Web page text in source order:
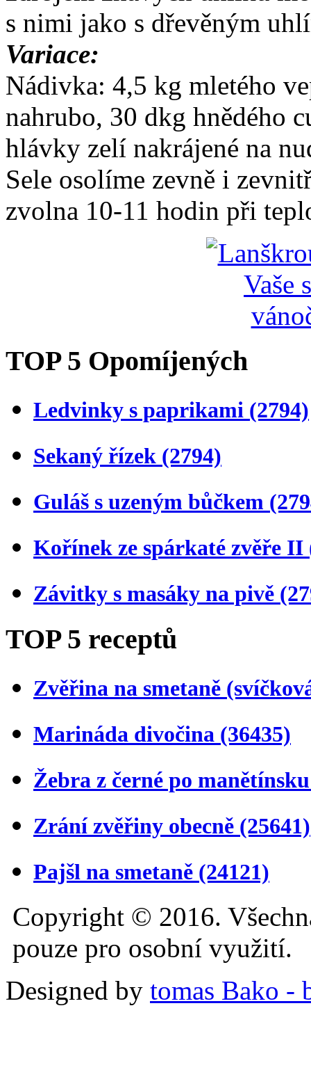
s nimi jako s dřevěným
Variace:
Nádivka: 4,5 kg mletého
nahrubo, 30 dkg hnědého
hlávky zelí nakrájené na
Sele osolíme zevně i
zvolna 10-11 hodin při
TOP 5 Opomíjených
Ledvinky s paprikami (2794)
Sekaný řízek (2794)
Guláš s uzeným bůčkem
Kořínek ze spárkaté zvěře II
Závitky s masáky na pivě
TOP 5 receptů
Zvěřina na smetaně
Marináda divočina (36435)
Žebra z černé po
Zrání zvěřiny obecně (25641)
Pajšl na smetaně (24121)
Copyright © 2016.
pouze pro osobní využití.
Designed by tomas Bako -